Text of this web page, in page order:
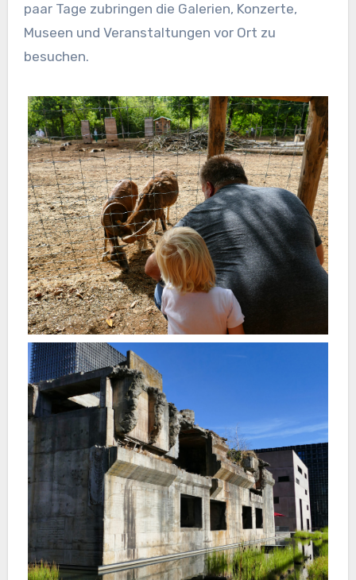
paar Tage zubringen die Galerien, Konzerte,
Museen und Veranstaltungen vor Ort zu
besuchen.